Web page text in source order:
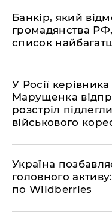
​Банкір, який
громадянства
список
​У Росії
Марущенка
розстріл
військового
​Україна
головного
по Wildberries